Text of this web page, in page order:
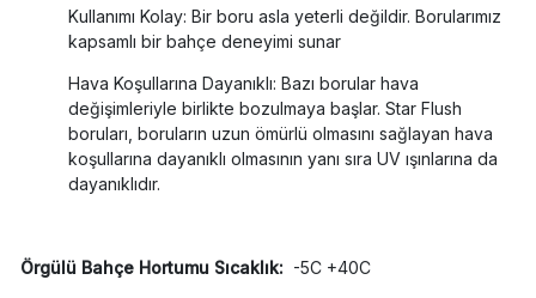
Kullanımı Kolay: Bir boru asla yeterli değildir. Borularımız
kapsamlı bir bahçe deneyimi sunar
Hava Koşullarına Dayanıklı: Bazı borular hava
değişimleriyle birlikte bozulmaya başlar. Star Flush
boruları, boruların uzun ömürlü olmasını sağlayan hava
koşullarına dayanıklı olmasının yanı sıra UV ışınlarına da
dayanıklıdır.
Örgülü Bahçe Hortumu Sıcaklık: -5C +40C